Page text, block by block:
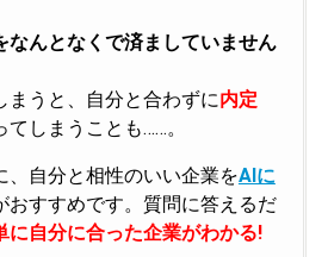
なんとなくで済ましていません
まうと、自分と合わずに内定
てしまうことも……。
、自分と相性のいい企業をAIに
おすすめです。質問に答えるだ
に自分に合った企業がわかる!